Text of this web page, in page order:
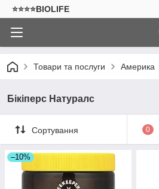
⭐⭐⭐⭐BIOLIFE
Товари та послуги Америка
Бікіперс Натуралс
Сортування 0
–10%